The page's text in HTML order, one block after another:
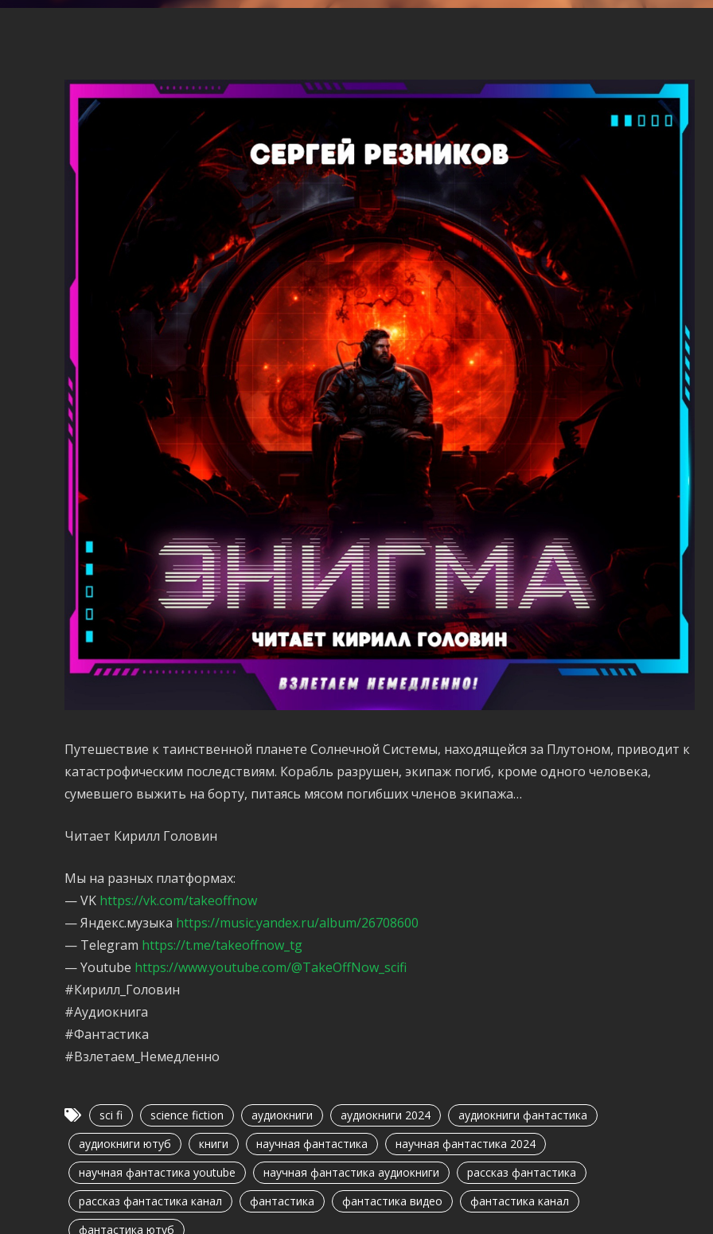
Путешествие к таинственной планете Солнечной Системы, находящейся за Плутоном, приводит к
катастрофическим последствиям. Корабль разрушен, экипаж погиб, кроме одного человека,
сумевшего выжить на борту, питаясь мясом погибших членов экипажа…
Читает Кирилл Головин
Мы на разных платформах:
— VK https://vk.com/takeoffnow
— Яндекс.музыка https://music.yandex.ru/album/26708600
— Telegram https://t.me/takeoffnow_tg
— Youtube https://www.youtube.com/@TakeOffNow_scifi
#Кирилл_Головин
#Аудиокнига
#Фантастика
#Взлетаем_Немедленно
sci fi science fiction аудиокниги аудиокниги 2024
аудиокниги фантастика
аудиокниги ютуб
книги научная фантастика
научная фантастика 2024
научная фантастика youtube
научная фантастика аудиокниги
рассказ фантастика
рассказ фантастика канал
фантастика фантастика видео
фантастика канал
фантастика ютуб